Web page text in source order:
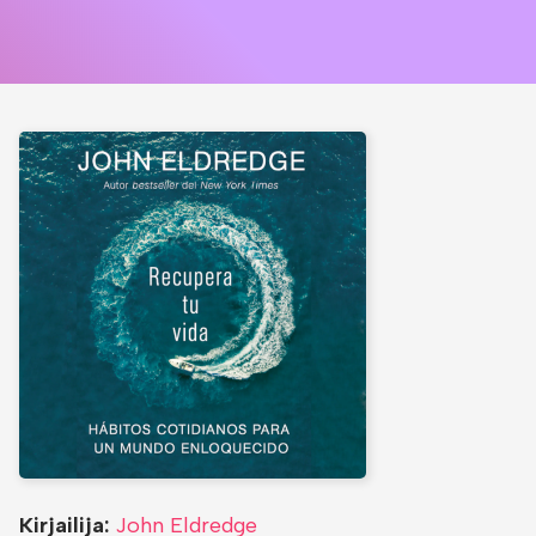
Kirjailija: John Eldredge